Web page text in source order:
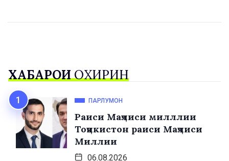
ХАБАРҲОИОХИРИН
ПАРЛУМОН
Раиси Маҷлиси милллии
Тоҷикистон раиси Маҷлиси
Миллии
06.08.2026